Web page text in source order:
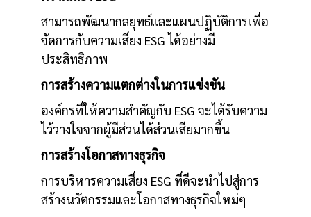
สามารถพัฒนากลยุทธ์และแผนปฏิบัติการเพื่อ
จัดการกับความเสี่ยง ESG ได้อย่างมี
ประสิทธิภาพ
การสร้างความแตกต่างในการแข่งขัน
องค์กรที่ให้ความสำคัญกับ ESG จะได้รับความ
ไว้วางใจจากผู้มีส่วนได้ส่วนเสียมากขึ้น
การสร้างโอกาสทางธุรกิจ
การบริหารความเสี่ยง ESG ที่ดีจะนำไปสู่การ
สร้างนวัตกรรมและโอกาสทางธุรกิจใหม่ๆ